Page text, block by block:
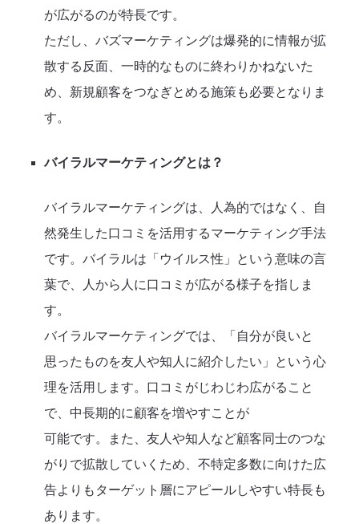
が広がるのが特長です。
ただし、バズマーケティングは爆発的に情報が拡
散する反面、一時的なものに終わりかねないた
め、新規顧客をつなぎとめる施策も必要となりま
す。
バイラルマーケティングとは？
バイラルマーケティングは、人為的ではなく、自
然発生した口コミを活用するマーケティング手法
です。バイラルは「ウイルス性」という意味の言
葉で、人から人に口コミが広がる様子を指しま
す。
バイラルマーケティングでは、「自分が良いと
思ったものを友人や知人に紹介したい」という心
理を活用します。口コミがじわじわ広がること
で、中長期的に顧客を増やすことが
可能です。また、友人や知人など顧客同士のつな
がりで拡散していくため、不特定多数に向けた広
告よりもターゲット層にアピールしやすい特長も
あります。